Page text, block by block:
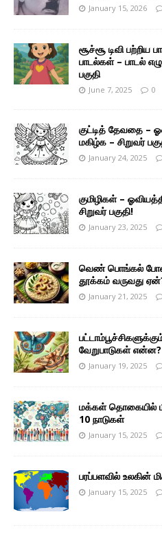
January 15, 2026
சூச்சூ டிவி
பாடல்கள் – பாடல்
பகுதி
June 7, 2025 0
குட்டித் தேவதை –
மகிழ்க – சிறுவர்
January 24, 2025
குமிழிகள் –
சிறுவர் பகுதி!
January 23, 2025
வெண் பொங்கல் போன்ற
தூக்கம் வருவது
January 21, 2025
வேறுபாடுகள் என்ன?
January 19, 2025
மக்கள் தொகையில்
10 நாடுகள்
January 15, 2025
பரப்பளவில் உலகின்
January 15, 2025